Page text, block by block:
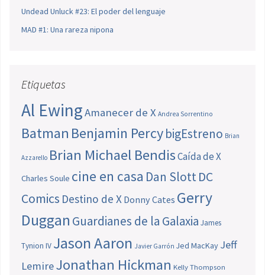
Undead Unluck #23: El poder del lenguaje
MAD #1: Una rareza nipona
Etiquetas
Al EwingAmanecer de X Andrea Sorrentino
Batman Benjamin PercybigEstreno Brian
Azzarello Brian Michael BendisCaída de X
Charles Soule cine en casa Dan SlottDC
Comics Destino de X Donny Cates Gerry
Duggan Guardianes de la Galaxia James
Tynion IV Jason Aaron Javier Garrón Jed MacKay Jeff
LemireJonathan Hickman Kelly Thompson